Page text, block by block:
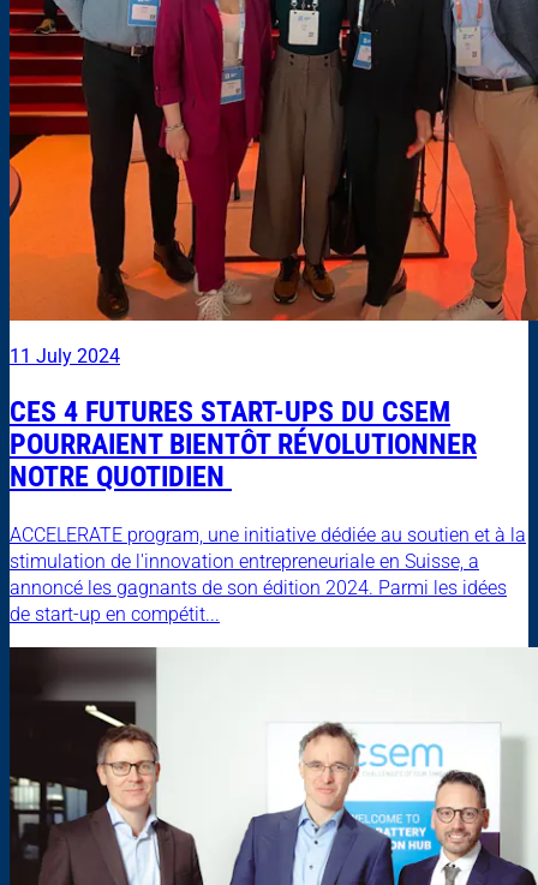
11 July 2024
CES 4 FUTURES START-UPS DU CSEM
POURRAIENT BIENTÔT RÉVOLUTIONNER
NOTRE QUOTIDIEN
ACCELERATE program, une initiative dédiée au soutien et à la
stimulation de l'innovation entrepreneuriale en Suisse, a
annoncé les gagnants de son édition 2024. Parmi les idées
de start-up en compétit...